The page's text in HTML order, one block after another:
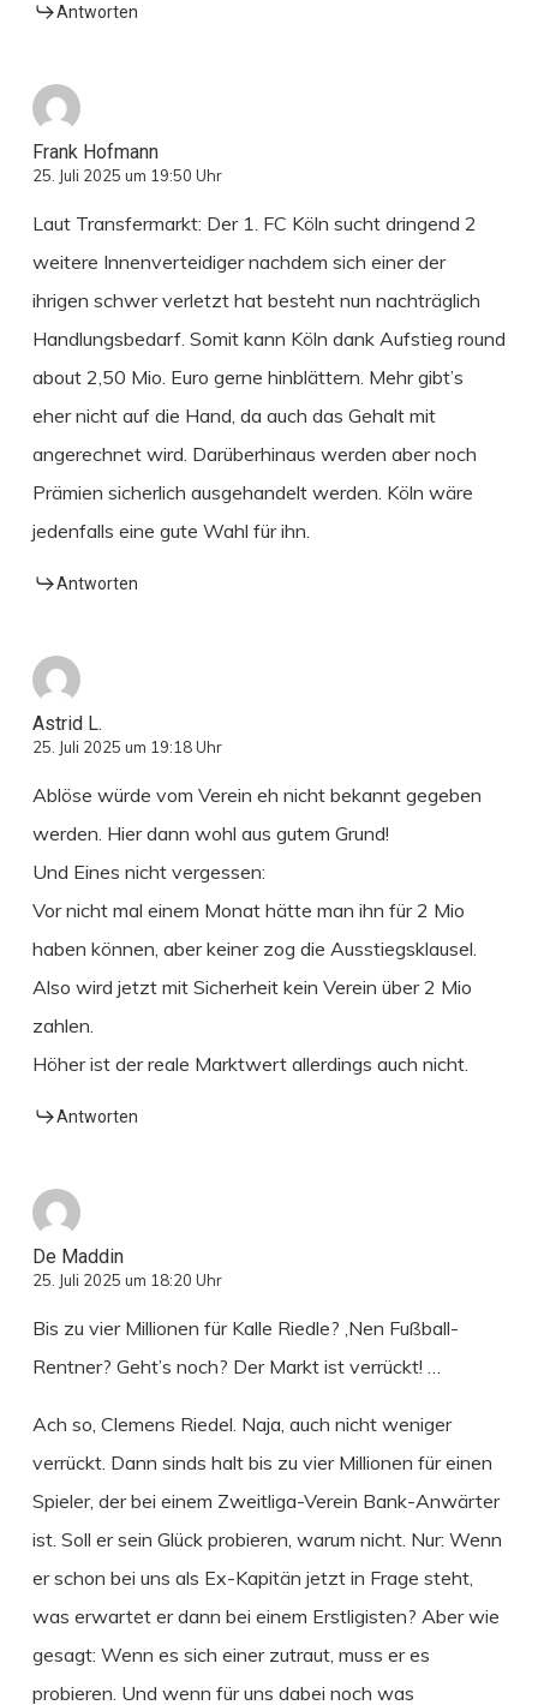
Antworten
Frank Hofmann
25. Juli 2025 um 19:50 Uhr
Laut Transfermarkt: Der 1. FC Köln sucht dringend 2
weitere Innenverteidiger nachdem sich einer der
ihrigen schwer verletzt hat besteht nun nachträglich
Handlungsbedarf. Somit kann Köln dank Aufstieg round
about 2,50 Mio. Euro gerne hinblättern. Mehr gibt’s
eher nicht auf die Hand, da auch das Gehalt mit
angerechnet wird. Darüberhinaus werden aber noch
Prämien sicherlich ausgehandelt werden. Köln wäre
jedenfalls eine gute Wahl für ihn.
Antworten
Astrid L.
25. Juli 2025 um 19:18 Uhr
Ablöse würde vom Verein eh nicht bekannt gegeben
werden. Hier dann wohl aus gutem Grund!
Und Eines nicht vergessen:
Vor nicht mal einem Monat hätte man ihn für 2 Mio
haben können, aber keiner zog die Ausstiegsklausel.
Also wird jetzt mit Sicherheit kein Verein über 2 Mio
zahlen.
Höher ist der reale Marktwert allerdings auch nicht.
Antworten
De Maddin
25. Juli 2025 um 18:20 Uhr
Bis zu vier Millionen für Kalle Riedle? ‚Nen Fußball-
Rentner? Geht’s noch? Der Markt ist verrückt! …
Ach so, Clemens Riedel. Naja, auch nicht weniger
verrückt. Dann sinds halt bis zu vier Millionen für einen
Spieler, der bei einem Zweitliga-Verein Bank-Anwärter
ist. Soll er sein Glück probieren, warum nicht. Nur: Wenn
er schon bei uns als Ex-Kapitän jetzt in Frage steht,
was erwartet er dann bei einem Erstligisten? Aber wie
gesagt: Wenn es sich einer zutraut, muss er es
probieren. Und wenn für uns dabei noch was